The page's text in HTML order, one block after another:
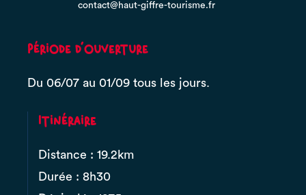
contact@haut-giffre-tourisme.fr
Période d'ouverture
Du 06/07 au 01/09 tous les jours.
Itinéraire
Distance : 19.2km
Durée : 8h30